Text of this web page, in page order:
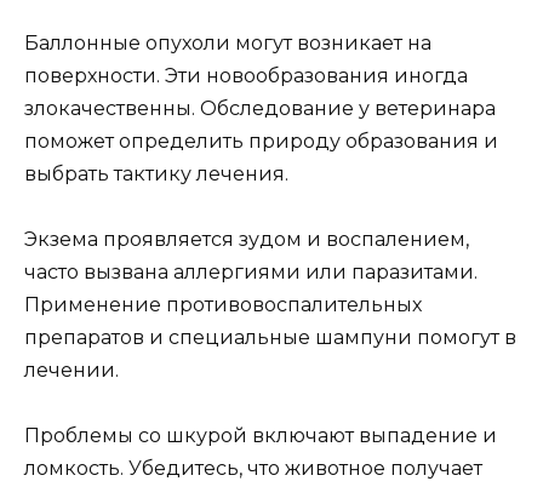
Баллонные опухоли могут возникает на
поверхности. Эти новообразования иногда
злокачественны. Обследование у ветеринара
поможет определить природу образования и
выбрать тактику лечения.
Экзема проявляется зудом и воспалением,
часто вызвана аллергиями или паразитами.
Применение противовоспалительных
препаратов и специальные шампуни помогут в
лечении.
Проблемы со шкурой включают выпадение и
ломкость. Убедитесь, что животное получает